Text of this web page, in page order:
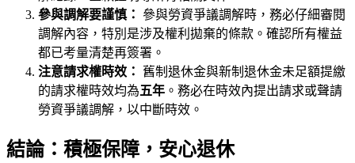
參與調解要謹慎： 參與勞資爭議調解時，務必仔細審閱
調解內容，特別是涉及權利拋棄的條款。確認所有權益
都已考量清楚再簽署。
注意請求權時效：
舊制退休金與新制退休金未足額提繳
的請求權時效均為五年 。務必在時效內提出請求或聲請
勞資爭議調解，以中斷時效。
結論：積極保障，安心退休